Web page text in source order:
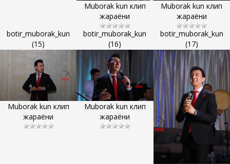
Muborak kun клип
жараёни
Muborak kun клип
жараёни
botir_muborak_kun
(15)
Muborak kun клип
жараёни
botir_muborak_kun
(16)
Muborak kun клип
жараёни
botir_muborak_kun
(17)